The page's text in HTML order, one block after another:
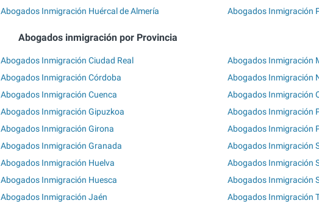
Abogados Inmigración Huércal de Almería
Abogados Inmigración
Abogados inmigración por Provincia
Abogados Inmigración Ciudad Real
Abogados Inmigración Córdoba
Abogados Inmigración Cuenca
Abogados Inmigración Gipuzkoa
Abogados Inmigración Girona
Abogados Inmigración Granada
Abogados Inmigración Huelva
Abogados Inmigración Huesca
Abogados Inmigración Jaén
Abogados Inmigración
Abogados Inmigración
Abogados Inmigración
Abogados Inmigración
Abogados Inmigración
Abogados Inmigración
Abogados Inmigración
Abogados Inmigración
Abogados Inmigración